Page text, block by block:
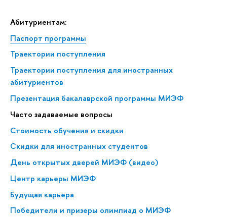
Абитуриентам:
Паспорт программы
Траектории поступления
Траектории поступления для иностранных
абитуриентов
Презентация бакалаврской программы МИЭФ
Часто задаваемые вопросы
Стоимость обучения и скидки
Скидки для иностранных студентов
День открытых дверей МИЭФ (видео)
Центр карьеры МИЭФ
Будущая карьера
Победители и призеры олимпиад о МИЭФ